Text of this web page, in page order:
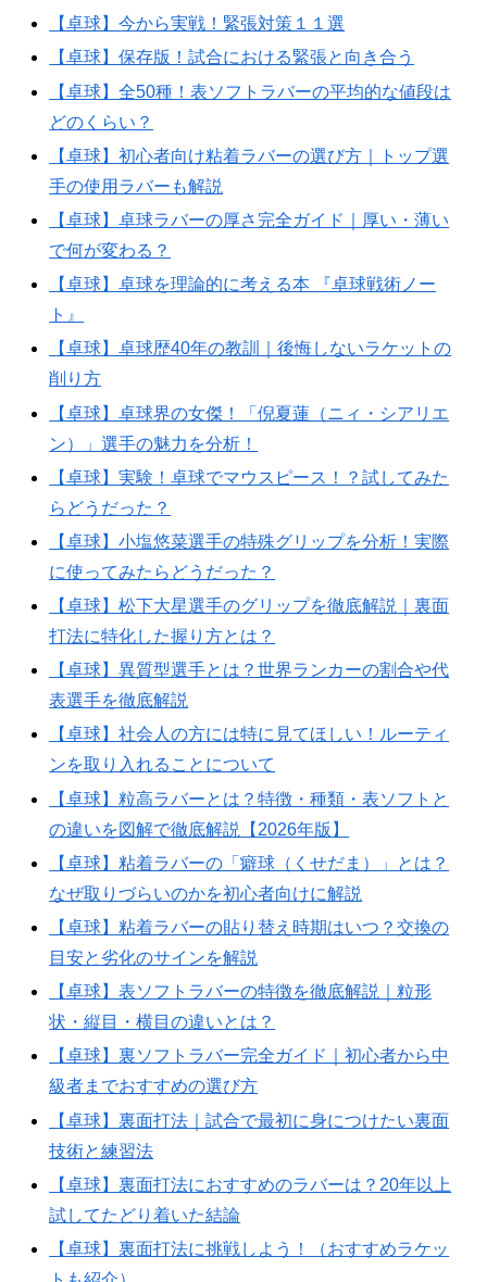
【卓球】今から実戦！緊張対策１１選
【卓球】保存版！試合における緊張と向き合う
【卓球】全50種！表ソフトラバーの平均的な値段は
どのくらい？
【卓球】初心者向け粘着ラバーの選び方｜トップ選
手の使用ラバーも解説
【卓球】卓球ラバーの厚さ完全ガイド｜厚い・薄い
で何が変わる？
【卓球】卓球を理論的に考える本 『卓球戦術ノー
ト』
【卓球】卓球歴40年の教訓｜後悔しないラケットの
削り方
【卓球】卓球界の女傑！「倪夏蓮（ニィ・シアリエ
ン）」選手の魅力を分析！
【卓球】実験！卓球でマウスピース！？試してみた
らどうだった？
【卓球】小塩悠菜選手の特殊グリップを分析！実際
に使ってみたらどうだった？
【卓球】松下大星選手のグリップを徹底解説｜裏面
打法に特化した握り方とは？
【卓球】異質型選手とは？世界ランカーの割合や代
表選手を徹底解説
【卓球】社会人の方には特に見てほしい！ルーティ
ンを取り入れることについて
【卓球】粒高ラバーとは？特徴・種類・表ソフトと
の違いを図解で徹底解説【2026年版】
【卓球】粘着ラバーの「癖球（くせだま）」とは？
なぜ取りづらいのかを初心者向けに解説
【卓球】粘着ラバーの貼り替え時期はいつ？交換の
目安と劣化のサインを解説
【卓球】表ソフトラバーの特徴を徹底解説｜粒形
状・縦目・横目の違いとは？
【卓球】裏ソフトラバー完全ガイド｜初心者から中
級者までおすすめの選び方
【卓球】裏面打法｜試合で最初に身につけたい裏面
技術と練習法
【卓球】裏面打法におすすめのラバーは？20年以上
試してたどり着いた結論
【卓球】裏面打法に挑戦しよう！（おすすめラケッ